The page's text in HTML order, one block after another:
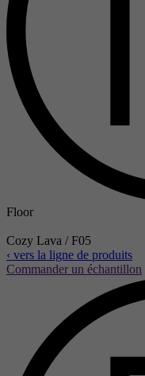
Floor
Cozy Lava / F05
‹ vers la ligne de produits
Commander un échantillon